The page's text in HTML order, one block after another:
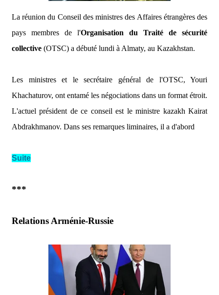
La réunion du Conseil des ministres des Affaires étrangères des
pays membres de l'Organisation du Traité de sécurité
collective (OTSC) a débuté lundi à Almaty, au Kazakhstan.
Les ministres et le secrétaire général de l'OTSC, Youri
Khachaturov, ont entamé les négociations dans un format étroit.
L'actuel président de ce conseil est le ministre kazakh Kairat
Abdrakhmanov. Dans ses remarques liminaires, il a d'abord
Suite
***
Relations Arménie-Russie